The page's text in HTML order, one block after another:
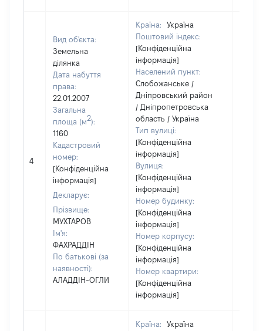
4
Вид об'єкта:
Земельна
ділянка
Дата набуття
права:
22.01.2007
Загальна
площа (м2):
1160
Кадастровий
номер:
[Конфіденційна
інформація]
Декларує:
Прізвище:
МУХТАРОВ
Ім'я:
ФАХРАДДІН
По батькові (за
наявності):
АЛАДДІН-ОГЛИ
Країна:
Україна
Поштовий індекс:
[Конфіденційна
інформація]
Населений пункт:
Слобожанське /
Дніпровський район
/ Дніпропетровська
область / Україна
Тип вулиці:
[Конфіденційна
інформація]
Вулиця:
[Конфіденційна
інформація]
Номер будинку:
[Конфіденційна
інформація]
Номер корпусу:
[Конфіденційна
інформація]
Номер квартири:
[Конфіденційна
інформація]
Країна:
Україна